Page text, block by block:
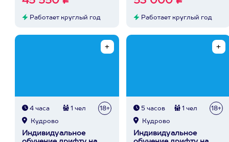
Работает круглый год Работает круглый год
4 часа 1 чел 18+
Кудрово
Индивидуальное
5 часов 1 чел 18+
Кудрово
Индивидуальное